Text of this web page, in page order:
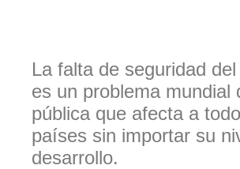
La falta de seguridad
es un problema mundial
pública que afecta a
países sin importar su
desarrollo.